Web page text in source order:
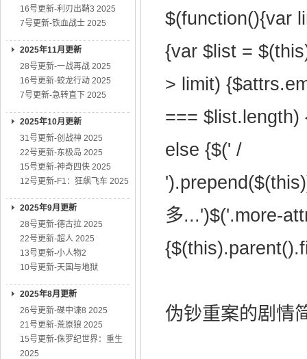
16号更新-利刃出鞘3 2025
7号更新-铁血战士 2025
2025年11月更新
28号更新-一战再战 2025
16号更新-蛟龙行动 2025
7号更新-急转直下 2025
2025年10月更新
31号更新-创战神 2025
22号更新-东极岛 2025
15号更新-神奇四侠 2025
12号更新-F1：狂飙飞车 2025
2025年9月更新
28号更新-德古拉 2025
22号更新-超人 2025
13号更新-小人物2
10号更新-天国与地狱
2025年8月更新
26号更新-碟中谍8 2025
21号更新-荒原狼 2025
15号更新-侏罗纪世界：重生
2025
$(function(){var
{var $list =
> limit)
=== $list.length)
else {$(' /
多...')$('.more-
伪钞重案的剧情